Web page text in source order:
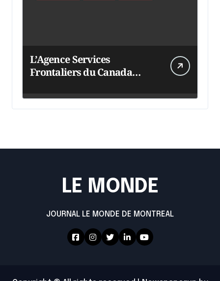
L’Agence Services
Frontaliers du Canada
LE MONDE
JOURNAL LE MONDE DE MONTREAL